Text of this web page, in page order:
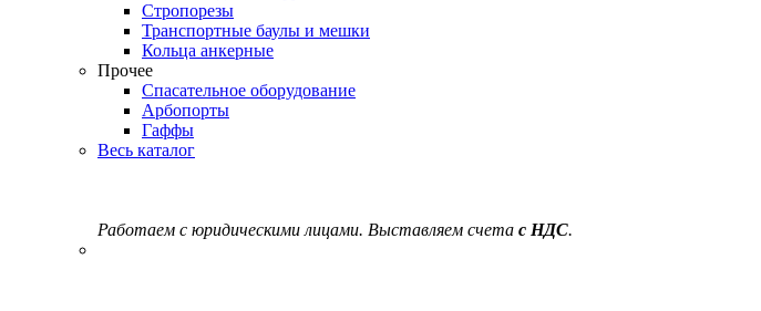
Стропорезы
Транспортные баулы и мешки
Кольца анкерные
Прочее
Спасательное оборудование
Арбопорты
Гаффы
Весь каталог
Работаем с юридическими лицами. Выставляем счета с НДС.